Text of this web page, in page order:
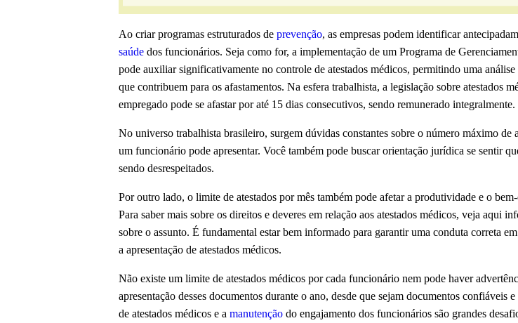
Ao criar programas estruturados deprevenção, as empresas podem identificar
saúde dos funcionários. Seja como for, a implementação de um Programa de
pode auxiliar significativamente no controle de atestados médicos, permitindo uma análise
que contribuem para os afastamentos. Na esfera trabalhista, a legislação sobre atestados
empregado pode se afastar por até 15 dias consecutivos, sendo remunerado integralmente.
No universo trabalhista brasileiro, surgem dúvidas constantes sobre o número máximo de
um funcionário pode apresentar. Você também pode buscar orientação jurídica se sentir
sendo desrespeitados.
Por outro lado, o limite de atestados por mês também pode afetar a produtividade e o
Para saber mais sobre os direitos e deveres em relação aos atestados médicos, veja aqui
sobre o assunto. É fundamental estar bem informado para garantir uma conduta correta
a apresentação de atestados médicos.
Não existe um limite de atestados médicos por cada funcionário nem pode haver
apresentação desses documentos durante o ano, desde que sejam documentos confiáveis
de atestados médicos e amanutenção do engajamento dos funcionários são grandes